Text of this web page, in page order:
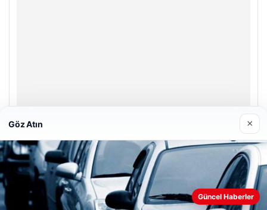
Enes Kaplan Avukatlık Bürosu
28/04/2026
Web sitemizi nasıl kullandığınızı daha iyi anlayabilmek,
Göz Atın ×
Güncel Haberler